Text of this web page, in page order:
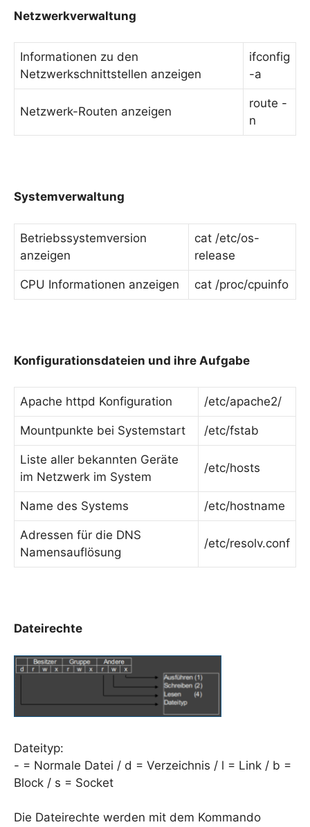
Netzwerkverwaltung
Informationen zu den
Netzwerkschnittstellen anzeigen
ifconfig
-a
Netzwerk-Routen anzeigen
route -
n
Systemverwaltung
Betriebssystemversion
anzeigen
cat /etc/os-
release
CPU Informationen anzeigen cat /proc/cpuinfo
Konfigurationsdateien und ihre Aufgabe
Apache httpd Konfiguration /etc/apache2/
Mountpunkte bei Systemstart /etc/fstab
Liste aller bekannten Geräte
im Netzwerk im System
/etc/hosts
Name des Systems /etc/hostname
Adressen für die DNS
Namensauflösung
/etc/resolv.conf
Dateirechte
Dateityp:
- = Normale Datei / d = Verzeichnis / l = Link / b =
Block / s = Socket
Die Dateirechte werden mit dem Kommando